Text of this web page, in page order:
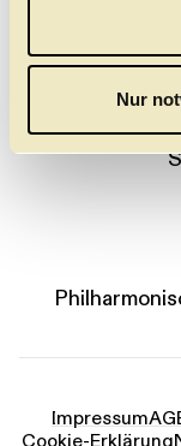
l
Nur
Impressum
Cookie-Erklärung